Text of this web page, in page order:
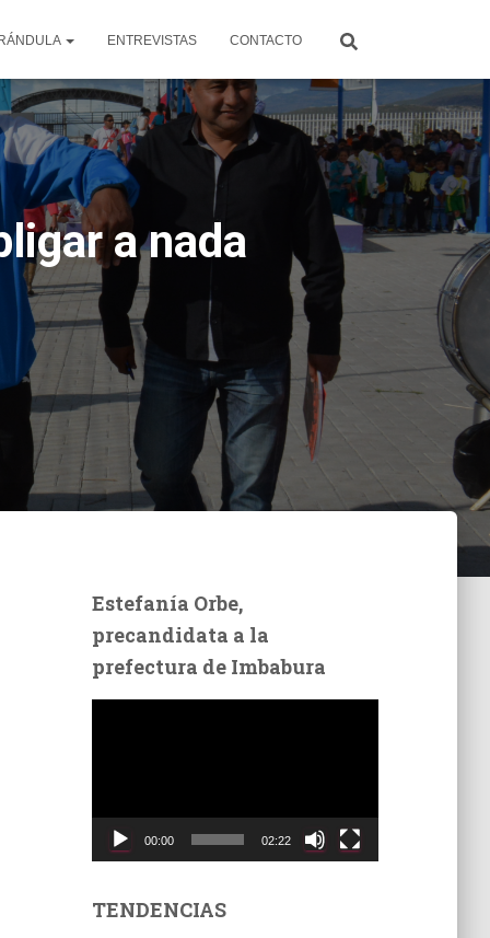
ENTREVISTAS CONTACTO
a nada
Estefanía Orbe,
precandidata a la
prefectura de Imbabura
t
00:00 02:22
TENDENCIAS